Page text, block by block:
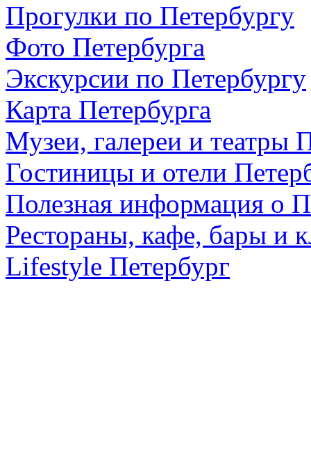
Прогулки по Петербургу
Фото Петербурга
Экскурсии по Петербургу
Карта Петербурга
Музеи, галереи и театры
Гостиницы и отели
Полезная информация о
Рестораны, кафе, бары и
Lifestyle Петербург